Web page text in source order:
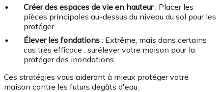
Créer des espaces de vie en hauteur: Placer les
pièces principales au-dessus du niveau du sol pour les
protéger.
Élever les fondations : Extrême, mais dans certains
cas très efficace : surélever votre maison pour la
protéger des inondations.
Ces stratégies vous aideront à mieux protéger votre
maison contre les futurs dégâts d'eau.